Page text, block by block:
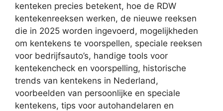
kenteken precies betekent, hoe de RDW
kentekenreeksen werken, de nieuwe reeksen
die in 2025 worden ingevoerd, mogelijkheden
om kentekens te voorspellen, speciale reeksen
voor bedrijfsauto’s, handige tools voor
kentekencheck en voorspelling, historische
trends van kentekens in Nederland,
voorbeelden van persoonlijke en speciale
kentekens, tips voor autohandelaren en